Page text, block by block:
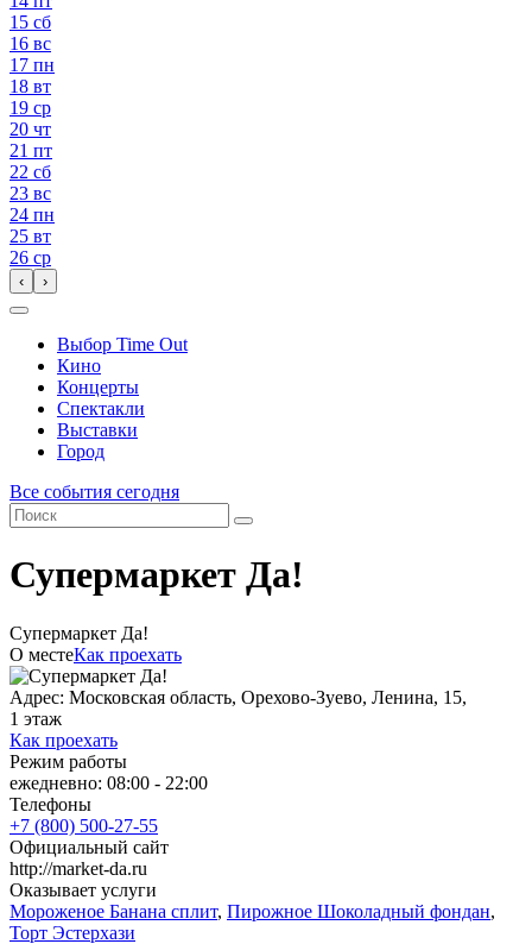
15 сб
16 вс
17 пн
18 вт
19 ср
20 чт
21 пт
22 сб
23 вс
24 пн
25 вт
26 ср
‹ ›
Выбор Time Out
Кино
Концерты
Спектакли
Выставки
Город
Все события сегодня
Супермаркет Да!
Супермаркет Да!
О местеКак проехать
Адрес: Московская область, Орехово-Зуево, Ленина, 15,
1 этаж
Как проехать
Режим работы
ежедневно: 08:00 - 22:00
Телефоны
+7 (800) 500-27-55
Официальный сайт
http://market-da.ru
Оказывает услуги
Мороженое Банана сплит, Пирожное Шоколадный фондан,
Торт Эстерхази